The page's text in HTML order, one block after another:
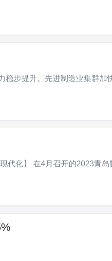
稳步提升。先进制造业集群加
代化】 在4月召开的2023青岛